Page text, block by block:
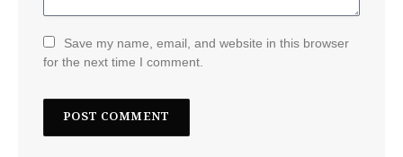
Save my name, email, and website in this browser
for the next time I comment.